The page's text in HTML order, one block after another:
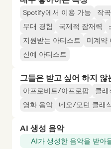
Spotify에서 이용 가능 작
무대 경험
국제적 잠재력
지원받는 아티스트
미계약
신예 아티스트
그들은 받고 싶어 하지 않
아프로비트/아프로팝 클래
영화 음악
네오/모던 클래
AI 생성 음악
AI가 생성한 음악을 받아